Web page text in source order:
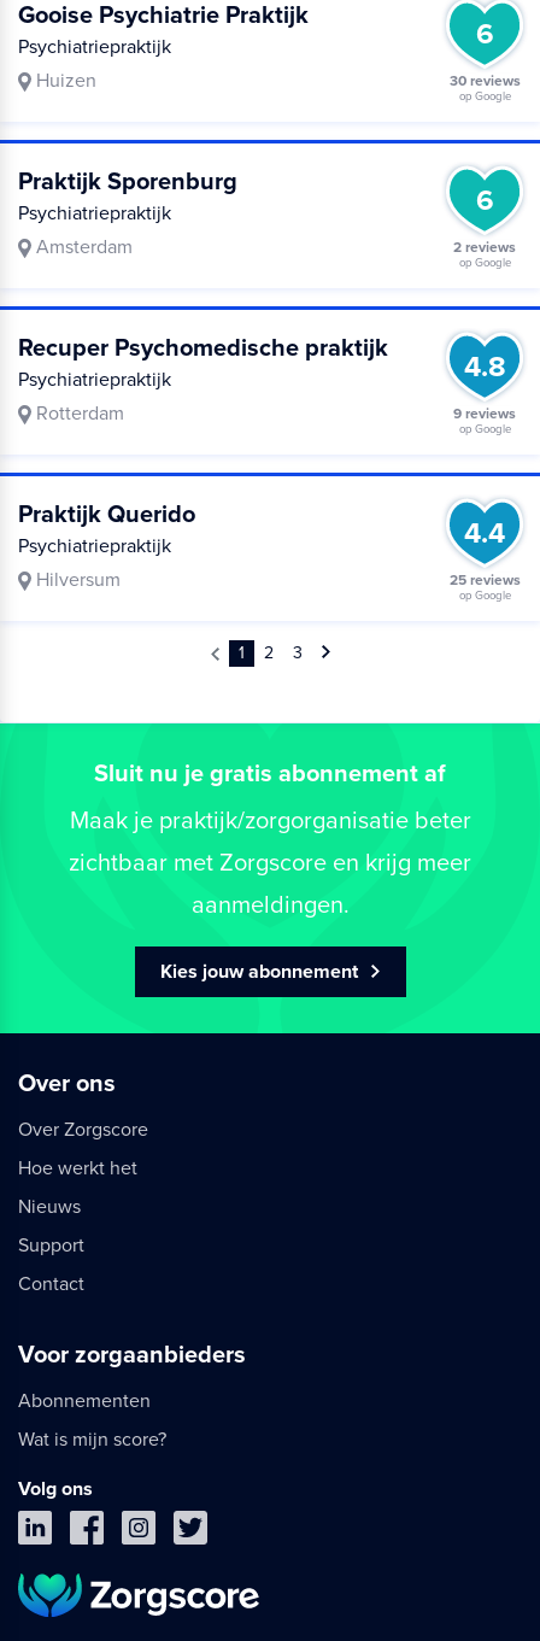
Gooise Psychiatrie Praktijk
Psychiatriepraktijk
Huizen
6
30 reviews
op Google
Praktijk Sporenburg
Psychiatriepraktijk
Amsterdam
6
2 reviews
op Google
Recuper Psychomedische praktijk
Psychiatriepraktijk
Rotterdam
4.8
9 reviews
op Google
Praktijk Querido
Psychiatriepraktijk
Hilversum
4.4
25 reviews
op Google
1 2 3
Sluit nu je gratis abonnement af
Maak je praktijk/zorgorganisatie beter
zichtbaar met Zorgscore en krijg meer
aanmeldingen.
Kies jouw abonnement
Over ons
Over Zorgscore
Hoe werkt het
Nieuws
Support
Contact
Voor zorgaanbieders
Abonnementen
Wat is mijn score?
Volg ons